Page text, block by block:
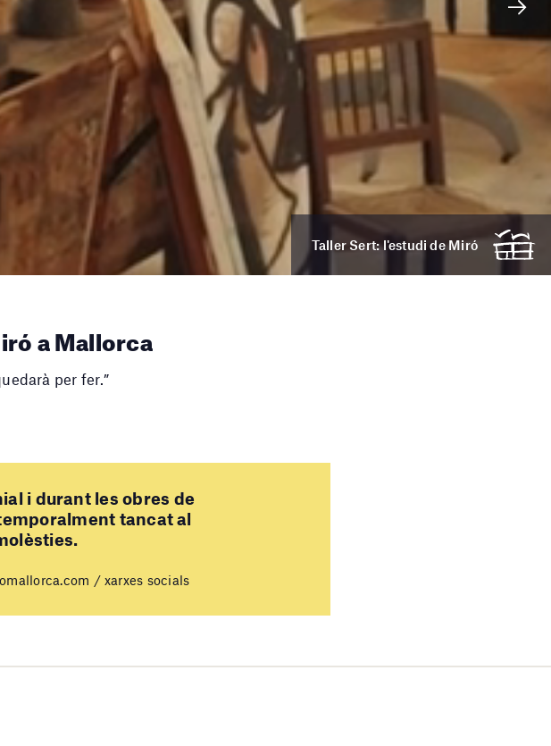
Taller Sert: l'estudi de Miró
a Mallorca
per fer.”
i durant les obres de
tancat al
/ xarxes socials